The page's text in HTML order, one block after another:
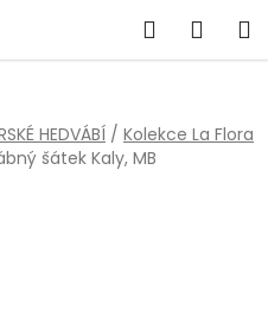
Hledat
HEDVÁBÍ / Kolekce La Flora
šátek Kaly, MB